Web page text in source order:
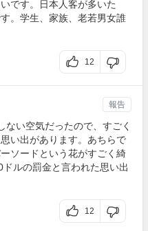
です。日本人客が多いた
。学生、家族、老若男女誰
12
い空気だったので、すごく
い出があります。あちらで
ソードという花がすごく綺
ルの罰金と言われた思い出
12
報告